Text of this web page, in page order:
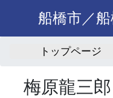
船橋市／
トップページ
梅原龍三郎